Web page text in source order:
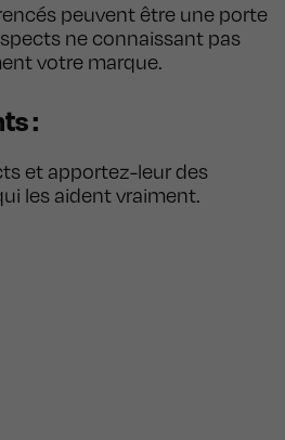
peuvent être une porte
ne connaissant pas
votre marque.
:
et apportez-leur des
les aident vraiment.